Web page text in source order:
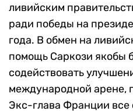
ливийским
ради победы на
года. В обмен на
помощь Саркози якобы
содействовать
международной арене,
Экс-глава Франции все